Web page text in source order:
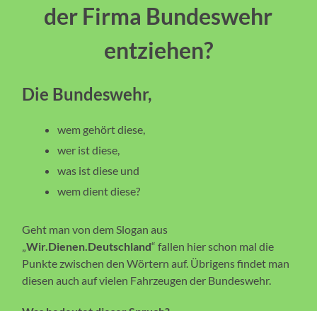
der Firma Bundeswehr
entziehen?
Die Bundeswehr,
wem gehört diese,
wer ist diese,
was ist diese und
wem dient diese?
Geht man von dem Slogan aus
„Wir.Dienen.Deutschland“ fallen hier schon mal die
Punkte zwischen den Wörtern auf. Übrigens findet man
diesen auch auf vielen Fahrzeugen der Bundeswehr.